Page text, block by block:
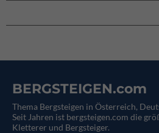
BERGSTEIGEN.com
Thema Bergsteigen in Österreich,
Seit Jahren ist bergsteigen.com die
Kletterer und Bergsteiger.